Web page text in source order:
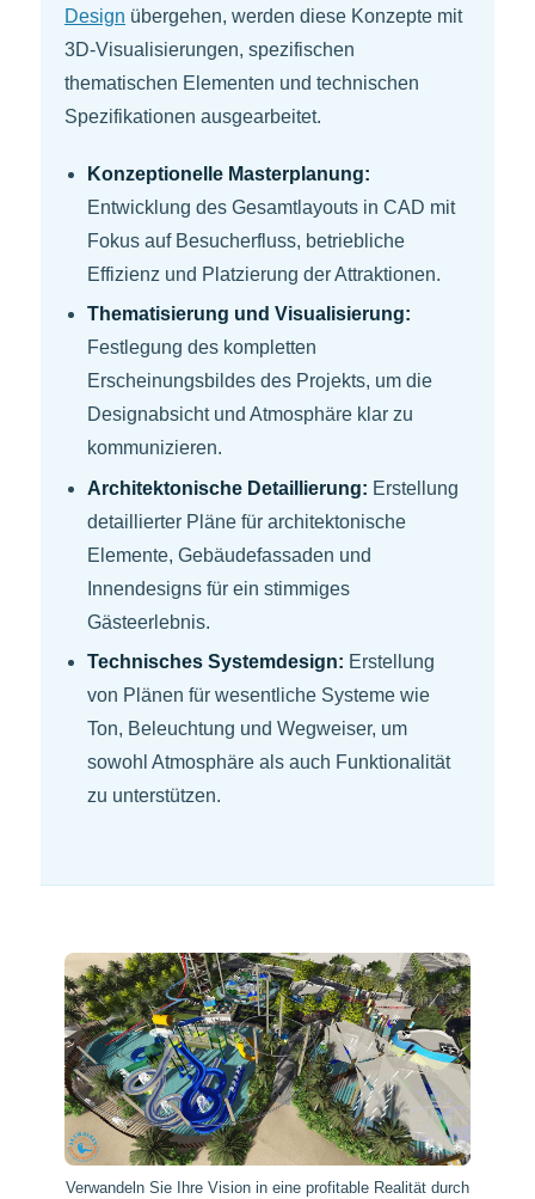
Design übergehen, werden diese Konzepte mit
3D-Visualisierungen, spezifischen
thematischen Elementen und technischen
Spezifikationen ausgearbeitet.
Konzeptionelle Masterplanung:
Entwicklung des Gesamtlayouts in CAD mit
Fokus auf Besucherfluss, betriebliche
Effizienz und Platzierung der Attraktionen.
Thematisierung und Visualisierung:
Festlegung des kompletten
Erscheinungsbildes des Projekts, um die
Designabsicht und Atmosphäre klar zu
kommunizieren.
Architektonische Detaillierung: Erstellung
detaillierter Pläne für architektonische
Elemente, Gebäudefassaden und
Innendesigns für ein stimmiges
Gästeerlebnis.
Technisches Systemdesign: Erstellung
von Plänen für wesentliche Systeme wie
Ton, Beleuchtung und Wegweiser, um
sowohl Atmosphäre als auch Funktionalität
zu unterstützen.
Verwandeln Sie Ihre Vision in eine profitable Realität durch